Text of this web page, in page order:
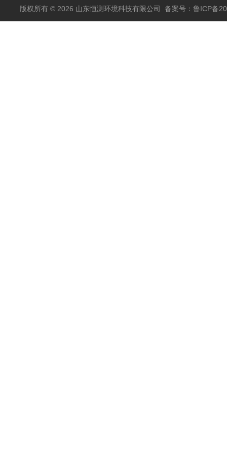
版权所有 © 2026 山东恒测环境科技有限公司 备案号：鲁ICP备